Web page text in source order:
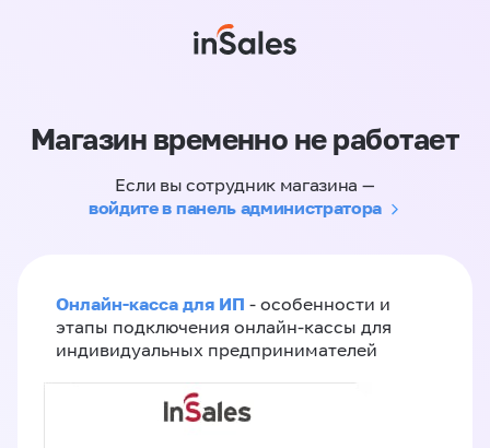
Магазин временно не работает
Если вы сотрудник магазина —
войдите в панель администратора
Онлайн-касса для ИП - особенности и
этапы подключения онлайн-кассы для
индивидуальных предпринимателей